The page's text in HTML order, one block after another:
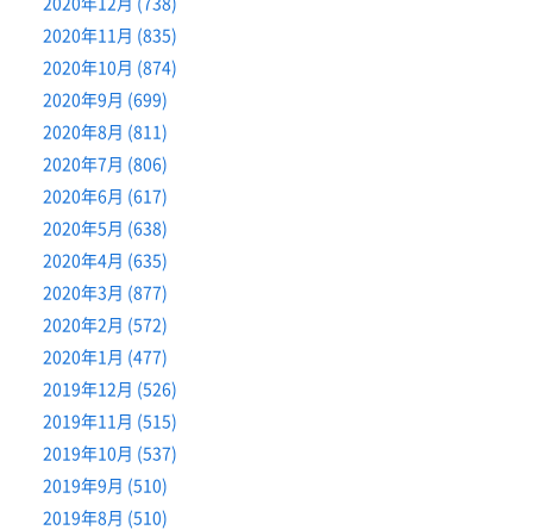
2020年11月 (835)
2020年10月 (874)
2020年9月 (699)
2020年8月 (811)
2020年7月 (806)
2020年6月 (617)
2020年5月 (638)
2020年4月 (635)
2020年3月 (877)
2020年2月 (572)
2020年1月 (477)
2019年12月 (526)
2019年11月 (515)
2019年10月 (537)
2019年9月 (510)
2019年8月 (510)